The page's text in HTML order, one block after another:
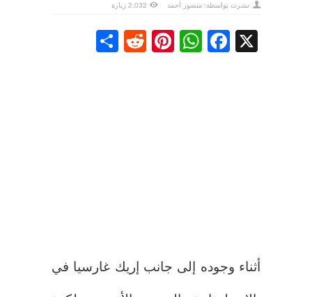
نشرت بواسطة: منصور أحمد 2,032 زيارة
X
Facebook
WhatsApp
Pinterest
Reddit
أثناء وجوده إلى جانب إريك غارسيا في